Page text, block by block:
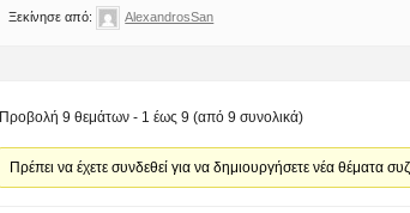
Ξεκίνησε από: AlexandrosSan
Προβολή 9 θεμάτων - 1 έως 9 (από 9 συνολικά)
Πρέπει να έχετε συνδεθεί για να δημιουργήσετε νέα θέματα